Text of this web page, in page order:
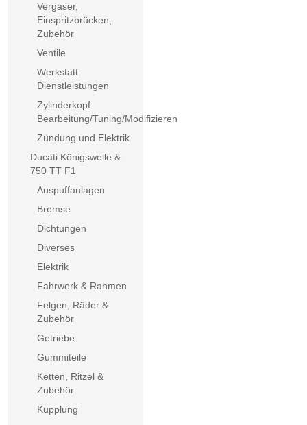
Vergaser,
Einspritzbrücken,
Zubehör
Ventile
Werkstatt
Dienstleistungen
Zylinderkopf:
Bearbeitung/Tuning/Modifizieren
Zündung und Elektrik
Ducati Königswelle &
750 TT F1
Auspuffanlagen
Bremse
Dichtungen
Diverses
Elektrik
Fahrwerk & Rahmen
Felgen, Räder &
Zubehör
Getriebe
Gummiteile
Ketten, Ritzel &
Zubehör
Kupplung